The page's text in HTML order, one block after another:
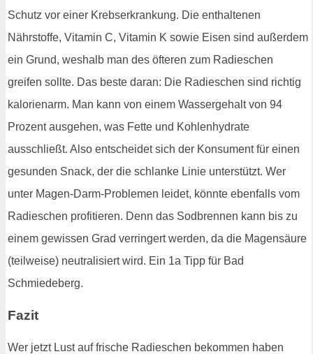
Schutz vor einer Krebserkrankung. Die enthaltenen
Nährstoffe, Vitamin C, Vitamin K sowie Eisen sind außerdem
ein Grund, weshalb man des öfteren zum Radieschen
greifen sollte. Das beste daran: Die Radieschen sind richtig
kalorienarm. Man kann von einem Wassergehalt von 94
Prozent ausgehen, was Fette und Kohlenhydrate
ausschließt. Also entscheidet sich der Konsument für einen
gesunden Snack, der die schlanke Linie unterstützt. Wer
unter Magen-Darm-Problemen leidet, könnte ebenfalls vom
Radieschen profitieren. Denn das Sodbrennen kann bis zu
einem gewissen Grad verringert werden, da die Magensäure
(teilweise) neutralisiert wird. Ein 1a Tipp für Bad
Schmiedeberg.
Fazit
Wer jetzt Lust auf frische Radieschen bekommen haben